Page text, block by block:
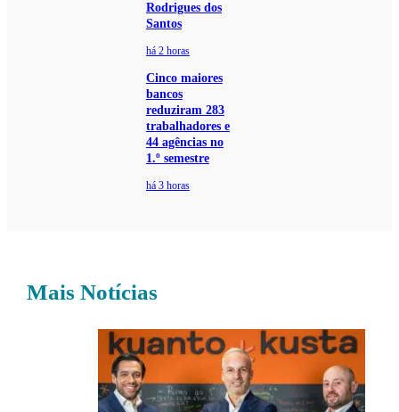
Rodrigues dos
Santos
há 2 horas
Cinco maiores
bancos
reduziram 283
trabalhadores e
44 agências no
1.º semestre
há 3 horas
Mais Notícias